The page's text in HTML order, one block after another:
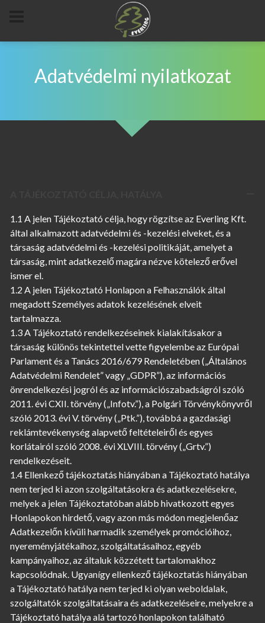
Adatvédelmi nyilatkozat
1.1 A jelen Tájékoztató célja, hogy rögzítse az Everling Kft.
által alkalmazott adatvédelmi és -kezelési elveket, és a
társaság adatvédelmi és -kezelési politikáját, amelyet a
társaság, mint adatkezelő magára nézve kötelező erővel
ismer el.
1.2 A jelen Tájékoztató Honlapon a Felhasználók által
megadott Személyes adatok kezelésének elveit
tartalmazza.
1.3 A Tájékoztató rendelkezéseinek kialakításakor a
társaság különös tekintettel vette figyelembe az Európai
Parlament és a Tanács 2016/679 Rendeletében („Általános
Adatvédelmi Rendelet” vagy „GDPR”), az információs
önrendelkezési jogról és az információszabadságról szóló
2011. évi CXII. törvény („Infotv.”), a Polgári Törvénykönyvről
szóló 2013. évi V. törvény („Ptk.”), továbbá a gazdasági
reklámtevékenység alapvető feltételeiről és egyes
korlátairól szóló 2008. évi XLVIII. törvény („Grtv.”)
rendelkezéseit.
1.4 Ellenkező tájékoztatás hiányában a Tájékoztató hatálya
nem terjed ki azon szolgáltatásokra és adatkezelésekre,
melyek a jelen Tájékoztatóban alább hivatkozott egyes
Honlapokon hirdető, vagy azon más módon megjelenőaz
Adatkezelőn kívüli harmadik személyek promócióihoz,
nyereményjátékaihoz, szolgáltatásaihoz, egyéb
kampányaihoz, az általuk közzétett tartalomakhoz
kapcsolódnak. Ugyanígy ellenkező tájékoztatás hiányában
a Tájékoztató hatálya nem terjed ki olyan weboldalak,
szolgáltatók szolgáltatásaira és adatkezeléseire, melyekre a
Tájékoztató hatálya alá tartozó honlapokon található